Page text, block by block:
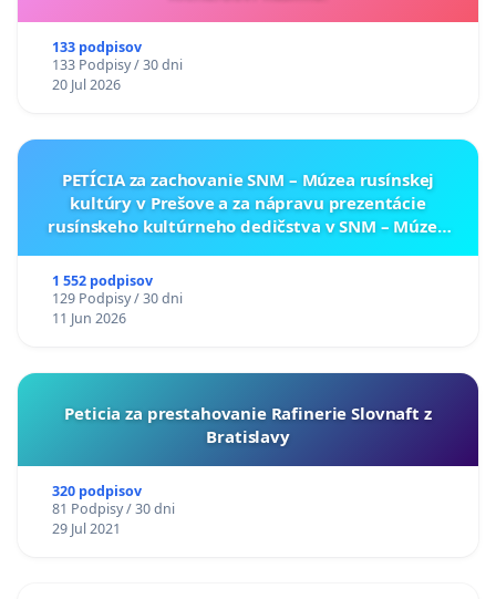
133 podpisov
133 Podpisy / 30 dni
20 Jul 2026
PETÍCIA za zachovanie SNM – Múzea rusínskej
kultúry v Prešove a za nápravu prezentácie
rusínskeho kultúrneho dedičstva v SNM – Múzeu
1 552 podpisov
129 Podpisy / 30 dni
11 Jun 2026
Peticia za prestahovanie Rafinerie Slovnaft z
Bratislavy
320 podpisov
81 Podpisy / 30 dni
29 Jul 2021